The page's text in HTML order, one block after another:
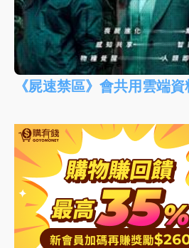
《屍速禁區》會共用雲端